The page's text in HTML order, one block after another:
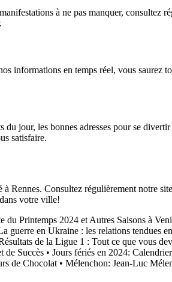
à ne pas manquer, consultez
informations en temps réel, vous saurez
jour, les bonnes adresses pour se
satisfaire.
Consultez régulièrement notre
votre ville!
du Printemps 2024 et Autres Saisons à
guerre en Ukraine : les relations tendues
de la Ligue 1 : Tout ce que vous
de Succès • Jours fériés en 2024:
de Chocolat • Mélenchon: Jean-Luc